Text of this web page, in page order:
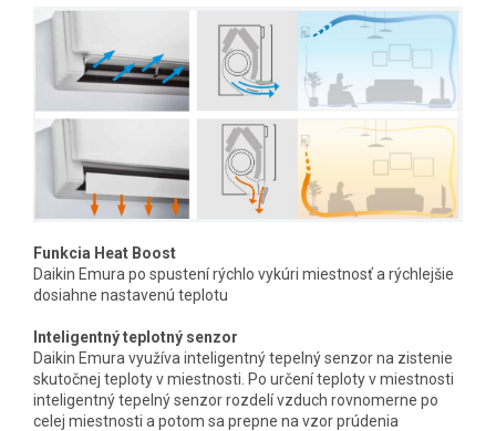
Funkcia Heat Boost
Daikin Emura po spustení rýchlo vykúri miestnosť a rýchlejšie
dosiahne nastavenú teplotu
Inteligentný teplotný senzor
Daikin Emura využíva inteligentný tepelný senzor na zistenie
skutočnej teploty v miestnosti. Po určení teploty v miestnosti
inteligentný tepelný senzor rozdelí vzduch rovnomerne po
celej miestnosti a potom sa prepne na vzor prúdenia